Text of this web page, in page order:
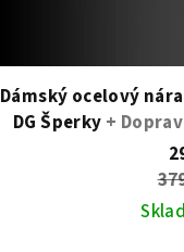
Dámský ocelový
DG Šperky +